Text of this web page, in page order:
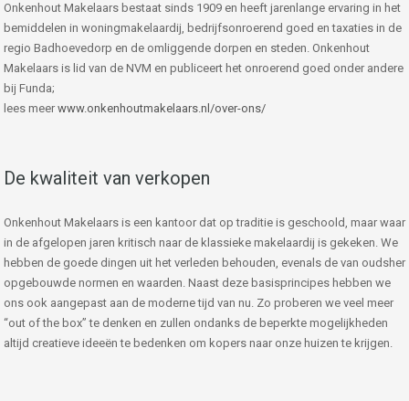
Onkenhout Makelaars bestaat sinds 1909 en heeft jarenlange ervaring in het
bemiddelen in woningmakelaardij, bedrijfsonroerend goed en taxaties in de
regio Badhoevedorp en de omliggende dorpen en steden. Onkenhout
Makelaars is lid van de NVM en publiceert het onroerend goed onder andere
bij Funda;
lees meer www.onkenhoutmakelaars.nl/over-ons/
De kwaliteit van verkopen
Onkenhout Makelaars is een kantoor dat op traditie is geschoold, maar waar
in de afgelopen jaren kritisch naar de klassieke makelaardij is gekeken. We
hebben de goede dingen uit het verleden behouden, evenals de van oudsher
opgebouwde normen en waarden. Naast deze basisprincipes hebben we
ons ook aangepast aan de moderne tijd van nu. Zo proberen we veel meer
“out of the box” te denken en zullen ondanks de beperkte mogelijkheden
altijd creatieve ideeën te bedenken om kopers naar onze huizen te krijgen.